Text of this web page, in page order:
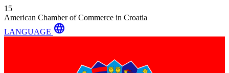
15
American Chamber of Commerce in Croatia
LANGUAGE language